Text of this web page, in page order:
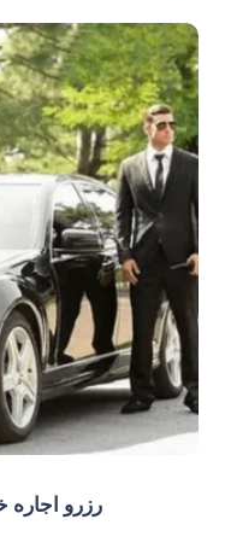
رزرو اجاره